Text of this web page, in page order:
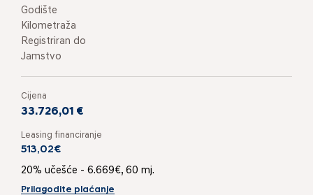
Godište
Kilometraža
Registriran do
Jamstvo
Cijena
33.726,01 €
Leasing financiranje
513,02€
20% učešće - 6.669€, 60 mj.
Prilagodite plaćanje